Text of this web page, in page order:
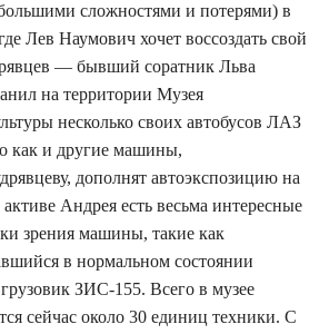
сложностями и потерями) в
Лев Наумович хочет воссоздать свой
— бывший соратник Льва
на территории Музея
несколько своих автобусов ЛАЗ
как и другие машины,
дополнят автоэкспозицию на
Андрея есть весьма интересные
зрения машины, такие как
в нормальном состоянии
ЗИС-155. Всего в музее
сейчас около 30 единиц техники. С